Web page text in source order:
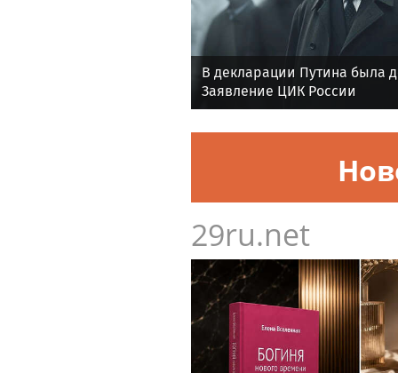
В декларации Путина была
Заявление ЦИК России
29ru.net